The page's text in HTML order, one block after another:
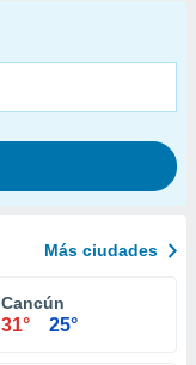
Más ciudades
Cancún
31° 25°